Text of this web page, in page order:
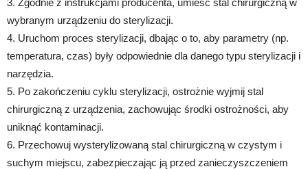
3. Zgodnie z instrukcjami producenta, umieść stal chirurgiczną w
wybranym urządzeniu do sterylizacji.
4. Uruchom proces sterylizacji, dbając o to, aby parametry (np.
temperatura, czas) były odpowiednie dla danego typu sterylizacji i
narzędzia.
5. Po zakończeniu cyklu sterylizacji, ostrożnie wyjmij stal
chirurgiczną z urządzenia, zachowując środki ostrożności, aby
uniknąć kontaminacji.
6. Przechowuj wysterylizowaną stal chirurgiczną w czystym i
suchym miejscu, zabezpieczając ją przed zanieczyszczeniem